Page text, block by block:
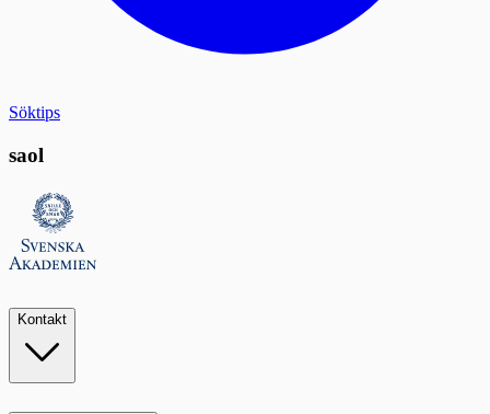
Söktips
saol
Kontakt